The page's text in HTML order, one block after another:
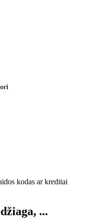
kodas ar kreditai
...